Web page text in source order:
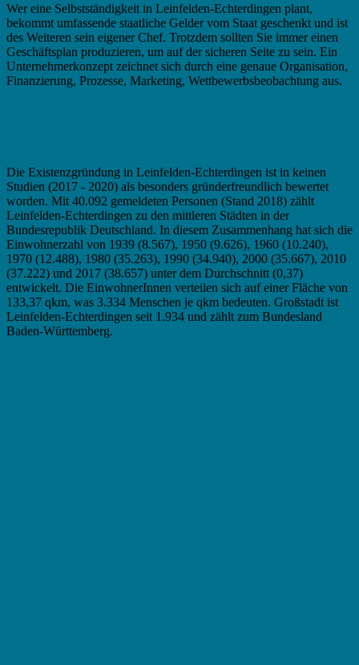
Wer eine Selbstständigkeit in Leinfelden-Echterdingen plant,
bekommt umfassende staatliche Gelder vom Staat geschenkt und ist
des Weiteren sein eigener Chef. Trotzdem sollten Sie immer einen
Geschäftsplan produzieren, um auf der sicheren Seite zu sein. Ein
Unternehmerkonzept zeichnet sich durch eine genaue Organisation,
Finanzierung, Prozesse, Marketing, Wettbewerbsbeobachtung aus.
Die Existenzgründung in Leinfelden-Echterdingen ist in keinen
Studien (2017 - 2020) als besonders gründerfreundlich bewertet
worden. Mit 40.092 gemeldeten Personen (Stand 2018) zählt
Leinfelden-Echterdingen zu den mittleren Städten in der
Bundesrepublik Deutschland. In diesem Zusammenhang hat sich die
Einwohnerzahl von 1939 (8.567), 1950 (9.626), 1960 (10.240),
1970 (12.488), 1980 (35.263), 1990 (34.940), 2000 (35.667), 2010
(37.222) und 2017 (38.657) unter dem Durchschnitt (0,37)
entwickelt. Die EinwohnerInnen verteilen sich auf einer Fläche von
133,37 qkm, was 3.334 Menschen je qkm bedeuten. Großstadt ist
Leinfelden-Echterdingen seit 1.934 und zählt zum Bundesland
Baden-Württemberg.